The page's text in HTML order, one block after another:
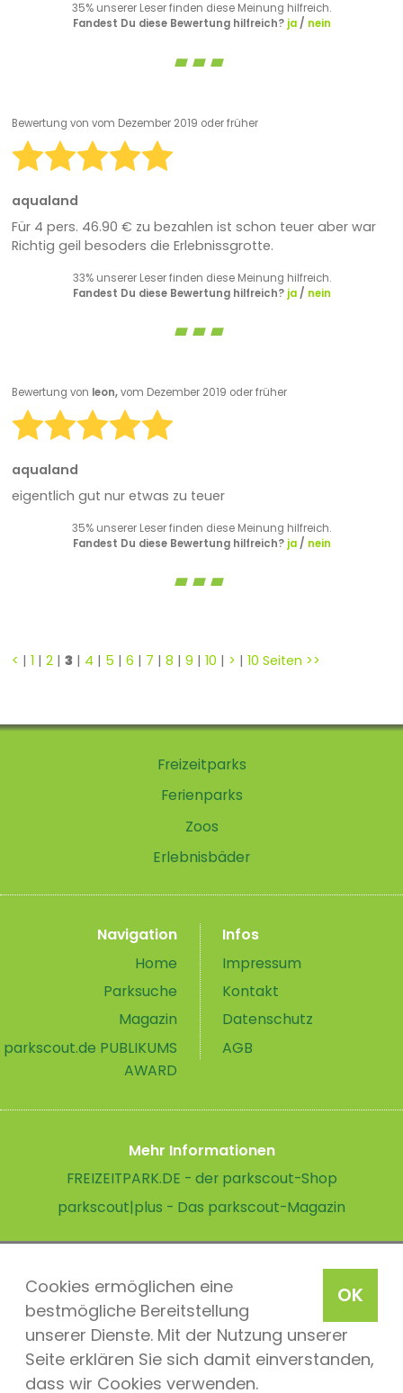
OK
Cookies ermöglichen eine
bestmögliche Bereitstellung
unserer Dienste. Mit der Nutzung unserer
Seite erklären Sie sich damit einverstanden,
dass wir Cookies verwenden.
35% unserer Leser finden diese Meinung hilfreich.
Fandest Du diese Bewertung hilfreich? ja/ nein
Bewertung von vom Dezember 2019 oder früher
aqualand
Für 4 pers. 46.90 € zu bezahlen ist schon teuer aber war
Richtig geil besoders die Erlebnissgrotte.
33% unserer Leser finden diese Meinung hilfreich.
Fandest Du diese Bewertung hilfreich? ja/ nein
Bewertung von leon,vom Dezember 2019 oder früher
aqualand
eigentlich gut nur etwas zu teuer
35% unserer Leser finden diese Meinung hilfreich.
Fandest Du diese Bewertung hilfreich? ja/ nein
< | 1 | 2| 3| 4 | 5 | 6 | 7 | 8 | 9 | 10 | > | 10 Seiten >>
Freizeitparks
Ferienparks
Zoos
Erlebnisbäder
Navigation
Home
Parksuche
Magazin
parkscout.de PUBLIKUMS
AWARD
Infos
Impressum
Kontakt
Datenschutz
AGB
Mehr Informationen
FREIZEITPARK.DE - der parkscout-Shop
parkscout|plus - Das parkscout-Magazin